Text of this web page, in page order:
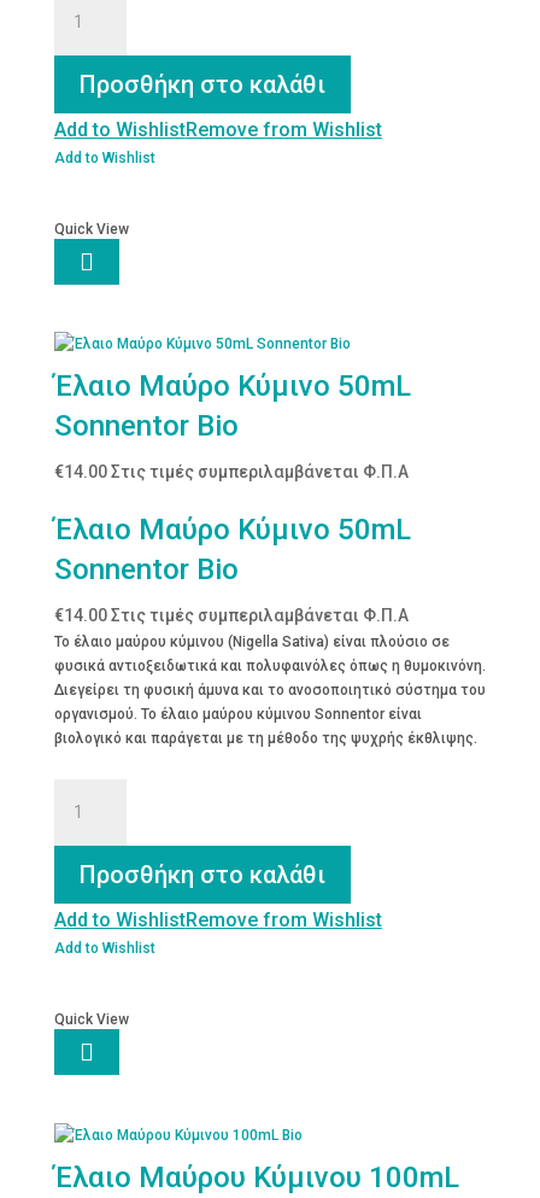
από
Σταφυλιού
500mL
Crudigno
Προσθήκη στο καλάθι
Add to WishlistRemove from Wishlist
Add to Wishlist
Quick View

Έλαιο Μαύρο Κύμινο 50mL
Sonnentor Bio
€14.00 Στις τιμές συμπεριλαμβάνεται Φ.Π.Α
Έλαιο Μαύρο Κύμινο 50mL
Sonnentor Bio
€14.00 Στις τιμές συμπεριλαμβάνεται Φ.Π.Α
Το έλαιο μαύρου κύμινου (Nigella Sativa) είναι πλούσιο σε
φυσικά αντιοξειδωτικά και πολυφαινόλες όπως η θυμοκινόνη.
Διεγείρει τη φυσική άμυνα και το ανοσοποιητικό σύστημα του
οργανισμού. Το έλαιο μαύρου κύμινου Sonnentor είναι
βιολογικό και παράγεται με τη μέθοδο της ψυχρής έκθλιψης.
Μαύρο
50mL
Sonnentor
Bio
Προσθήκη στο καλάθι
Add to WishlistRemove from Wishlist
Add to Wishlist
Quick View

Έλαιο Μαύρου Κύμινου 100mL